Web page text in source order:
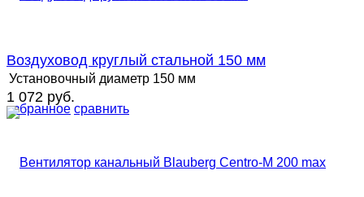
избранное сравнить
Воздуховод круглый стальной 150 мм
Установочный диаметр 150 мм
1 072 руб.